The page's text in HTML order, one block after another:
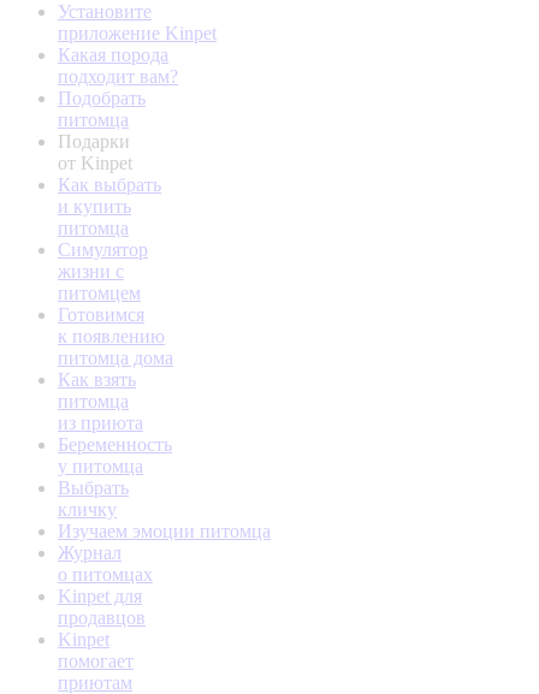
Установите
приложение Kinpet
Какая порода
подходит вам?
Подобрать
питомца
Подарки
от Kinpet
Как выбрать
и купить
питомца
Симулятор
жизни с
питомцем
Готовимся
к появлению
питомца дома
Как взять
питомца
из приюта
Беременность
у питомца
Выбрать
кличку
Изучаем эмоции питомца
Журнал
о питомцах
Kinpet для
продавцов
Kinpet
помогает
приютам